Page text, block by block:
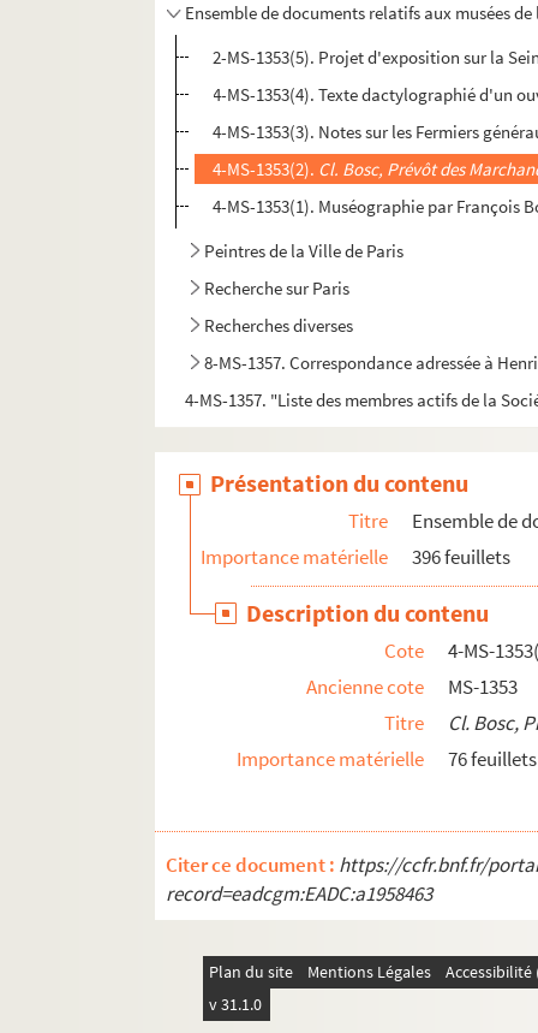
Ensemble de documents relatifs aux musées
2-MS-1353(5). Projet d'exposition sur la
4-MS-1353(4). Texte dactylographié d'un
4-MS-1353(3). Notes sur les Fermiers
4-MS-1353(2). Cl. Bosc, Prévôt des
4-MS-1353(1). Muséographie par François
Peintres de la Ville de Paris
Recherche sur Paris
Recherches diverses
8-MS-1357. Correspondance adressée à
4-MS-1357. "Liste des membres actifs de la
Présentation du contenu
Titre
Ensemble de
Importance matérielle
396 feuillets
Description du contenu
Cote
4-MS-
Ancienne cote
MS-1353
Titre
Cl. Bosc,
Importance matérielle
76 feuillets
Citer ce document : https://ccfr.bnf.fr/
record=eadcgm:EADC:a1958463
Plan du site Mentions Légales
v 31.1.0